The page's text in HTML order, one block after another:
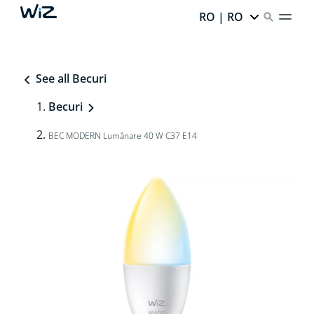
RO | RO
See all Becuri
Becuri
BEC MODERN Lumânare 40 W C37 E14